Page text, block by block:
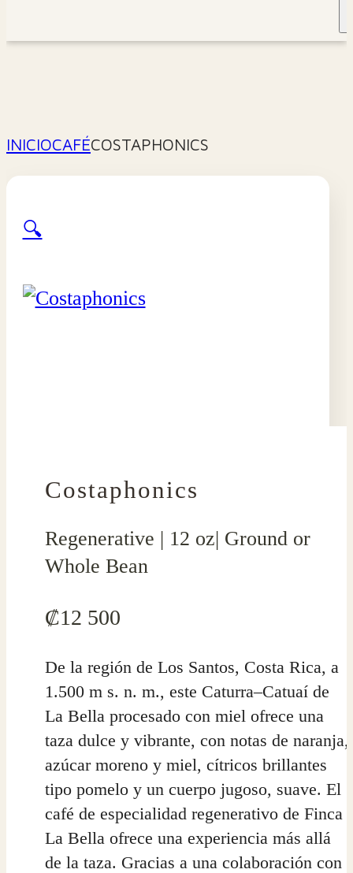
INICIOCAFÉCOSTAPHONICS
🔍
Costaphonics
Regenerative | 12 oz| Ground or
Whole Bean
₡12 500
De la región de Los Santos, Costa Rica, a
1.500 m s. n. m., este Caturra–Catuaí de
La Bella procesado con miel ofrece una
taza dulce y vibrante, con notas de naranja,
azúcar moreno y miel, cítricos brillantes
tipo pomelo y un cuerpo jugoso, suave. El
café de especialidad regenerativo de Finca
La Bella ofrece una experiencia más allá
de la taza. Gracias a una colaboración con